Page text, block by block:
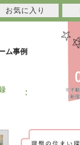
ム事例
お気に入り